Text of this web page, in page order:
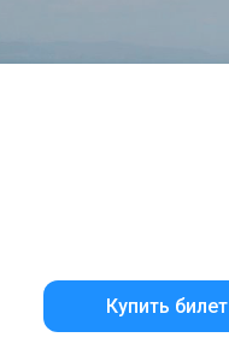
Купить билет